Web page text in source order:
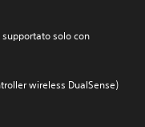
supportato solo con
wireless DualSense)